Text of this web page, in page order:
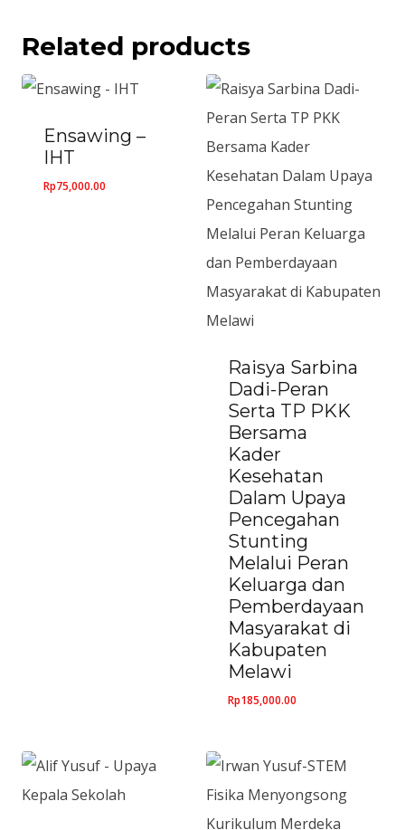
Related products
Ensawing –
IHT
Rp75,000.00
Raisya Sarbina
Dadi-Peran
Serta TP PKK
Bersama
Kader
Kesehatan
Dalam Upaya
Pencegahan
Stunting
Melalui Peran
Keluarga dan
Pemberdayaan
Masyarakat di
Kabupaten
Melawi
Rp185,000.00